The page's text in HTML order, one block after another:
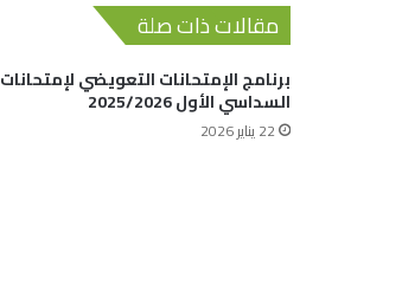
مقالات ذات صلة
برنامج الإمتحانات التعويضي لإمتحانات
السداسي الأول 2025/2026
22 يناير 2026